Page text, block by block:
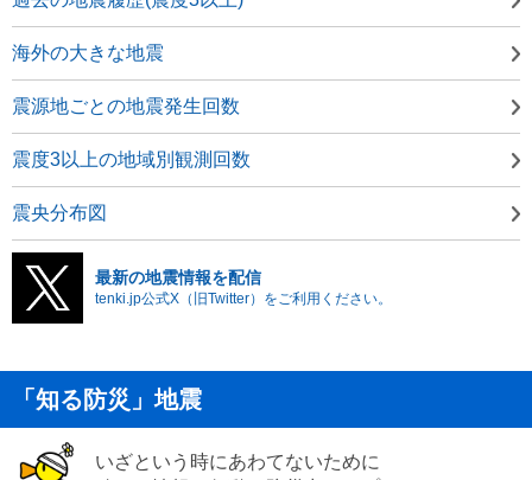
海外の大きな地震
震源地ごとの地震発生回数
震度3以上の地域別観測回数
震央分布図
最新の地震情報を配信
tenki.jp公式X（旧Twitter）をご利用ください。
「知る防災」地震
いざという時にあわてないために